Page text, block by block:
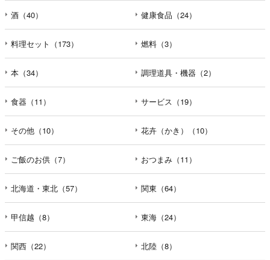
酒（40） 健康食品（24）
料理セット（173） 燃料（3）
本（34） 調理道具・機器（2）
食器（11） サービス（19）
その他（10） 花卉（かき）（10）
ご飯のお供（7） おつまみ（11）
北海道・東北（57） 関東（64）
甲信越（8） 東海（24）
関西（22） 北陸（8）